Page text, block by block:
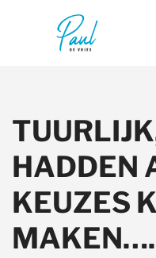
HADDEN
KEUZES
MAKEN….